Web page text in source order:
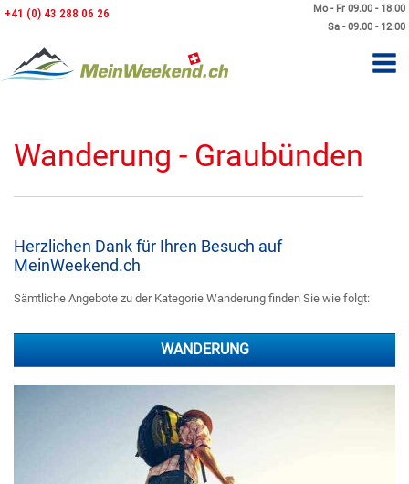
Mo - Fr 09.00 - 18.00
Sa - 09.00 - 12.00
+41 (0) 43 288 06 26
Wanderung - Graubünden
Herzlichen Dank für Ihren Besuch auf
MeinWeekend.ch
Sämtliche Angebote zu der Kategorie Wanderung finden Sie wie folgt:
WANDERUNG